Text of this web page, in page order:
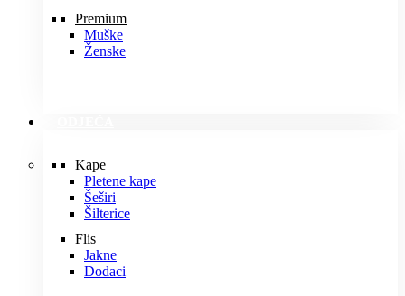
Premium
Muške
Ženske
Kape
Pletene kape
Šeširi
Šilterice
Flis
Jakne
Dodaci